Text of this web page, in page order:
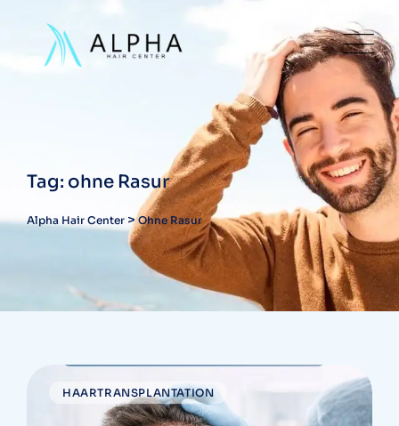
Tag: ohne Rasur
Alpha Hair Center >Ohne Rasur
HAARTRANSPLANTATION